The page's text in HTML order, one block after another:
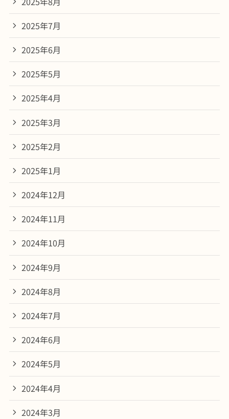
2025年7月
2025年6月
2025年5月
2025年4月
2025年3月
2025年2月
2025年1月
2024年12月
2024年11月
2024年10月
2024年9月
2024年8月
2024年7月
2024年6月
2024年5月
2024年4月
2024年3月